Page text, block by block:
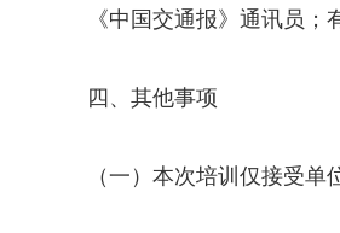
《中国交通报》通讯员
四、其他事项
（一）本次培训仅接受单